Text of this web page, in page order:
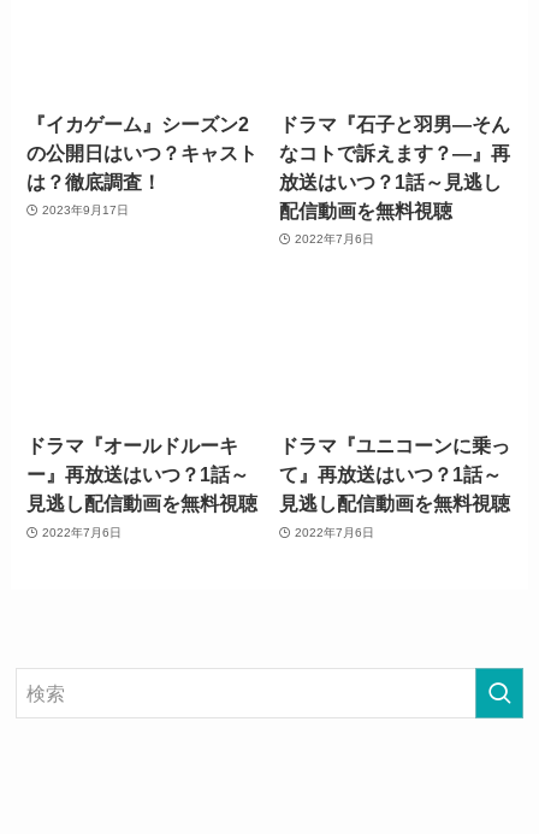
『イカゲーム』シーズン2
の公開日はいつ？キャスト
は？徹底調査！
2023年9月17日
ドラマ『石子と羽男―そん
なコトで訴えます？―』再
放送はいつ？1話～見逃し
配信動画を無料視聴
2022年7月6日
ドラマ『オールドルーキ
ー』再放送はいつ？1話～
見逃し配信動画を無料視聴
2022年7月6日
ドラマ『ユニコーンに乗っ
て』再放送はいつ？1話～
見逃し配信動画を無料視聴
2022年7月6日